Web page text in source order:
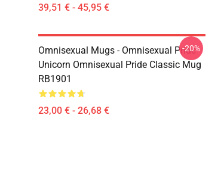
39,51 € - 45,95 €
Omnisexual Mugs - Omnisexual Pride
Unicorn Omnisexual Pride Classic Mug
RB1901
23,00 € - 26,68 €
-20%